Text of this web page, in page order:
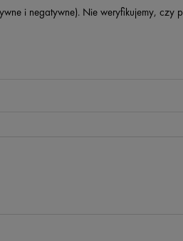
i negatywne). Nie weryfikujemy,